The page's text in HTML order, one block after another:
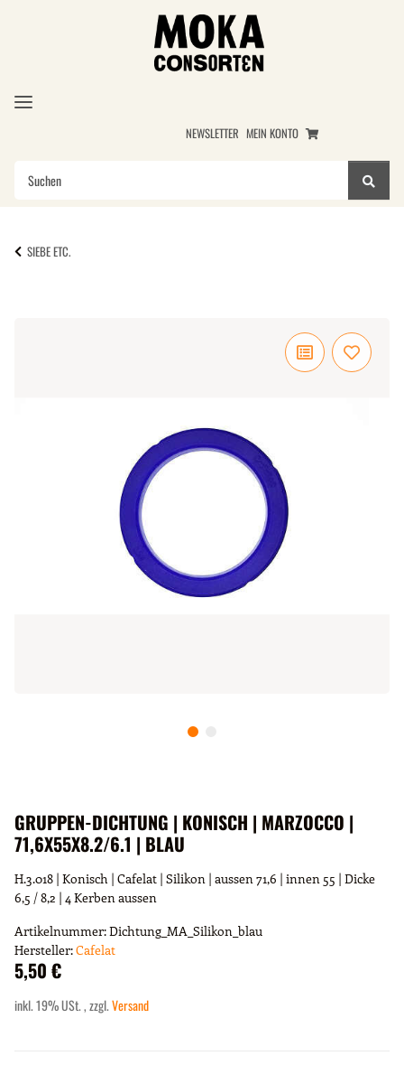
NEWSLETTER MEIN KONTO
SIEBE ETC.
GRUPPEN-DICHTUNG | KONISCH | MARZOCCO |
71,6X55X8.2/6.1 | BLAU
H.3.018 | Konisch | Cafelat | Silikon | aussen 71,6 | innen 55 | Dicke
6,5 / 8,2 | 4 Kerben aussen
Artikelnummer:Dichtung_MA_Silikon_blau
Hersteller:Cafelat
5,50 €
inkl. 19% USt. , zzgl.Versand